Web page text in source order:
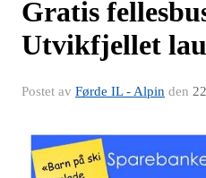
Gratis
Utvikfjellet
Postet av Førde IL - Alpin den